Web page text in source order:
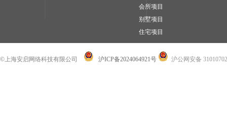
会所项目
别墅项目
住宅项目
©上海安启网络科技有限公司 沪ICP备2024064921号 沪公网安备